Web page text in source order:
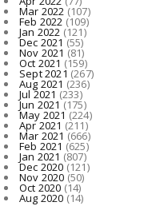
Mar 2022(107)
Feb 2022 (109)
Jan 2022 (121)
Dec 2021 (55)
Nov 2021 (81)
Oct 2021 (159)
Sept 2021 (267)
Aug 2021 (236)
Jul 2021 (233)
Jun 2021(175)
May 2021(224)
Apr 2021 (211)
Mar 2021 (666)
Feb 2021 (625)
Jan 2021 (807)
Dec 2020(121)
Nov 2020 (50)
Oct 2020 (14)
Aug 2020(14)